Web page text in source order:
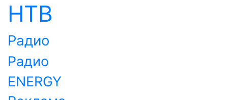
НТВ
Радио
Радио
ENERGY